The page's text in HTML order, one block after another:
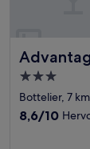
Advantage
3.0-
Sterne-
Unterkunft
Bottelier, 7
8.6
8,6/10